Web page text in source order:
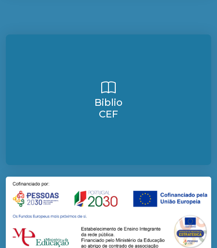
Biblio
CEF